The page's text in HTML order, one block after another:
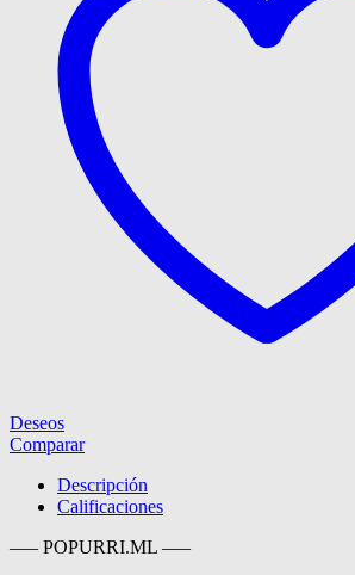
Deseos
Comparar
Descripción
Calificaciones
—– POPURRI.ML —–